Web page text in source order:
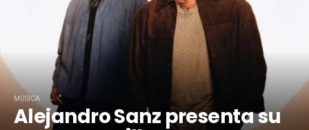
MÚSICA
Alejandro Sanz presenta su